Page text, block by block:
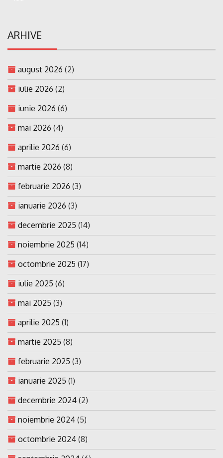
ARHIVE
august 2026 (2)
iulie 2026 (2)
iunie 2026 (6)
mai 2026 (4)
aprilie 2026 (6)
martie 2026 (8)
februarie 2026 (3)
ianuarie 2026 (3)
decembrie 2025 (14)
noiembrie 2025 (14)
octombrie 2025 (17)
iulie 2025 (6)
mai 2025 (3)
aprilie 2025 (1)
martie 2025 (8)
februarie 2025 (3)
ianuarie 2025 (1)
decembrie 2024 (2)
noiembrie 2024 (5)
octombrie 2024 (8)